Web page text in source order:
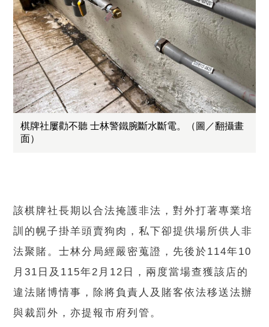
棋牌社屢勸不聽 士林警鐵腕斷水斷電。（圖／翻攝畫
面）
該棋牌社長期以合法掩護非法，對外打著專業培
訓的幌子掛羊頭賣狗肉，私下卻提供場所供人非
法聚賭。士林分局經嚴密蒐證，先後於114年10
月31日及115年2月12日，兩度當場查獲該店的
違法賭博情事，除將負責人及賭客依法移送法辦
與裁罰外，亦提報市府列管。